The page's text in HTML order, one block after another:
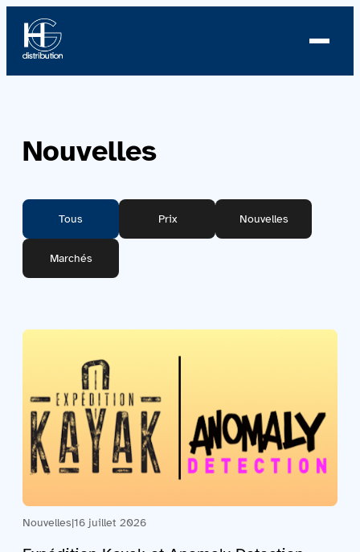
contenu
Profil
Nouvelles
Équipe
Équipe
Contactez-nous
Acquisitions
Nouvelles
Tous Prix Nouvelles
Marchés
Nouvelles|16 juillet 2026